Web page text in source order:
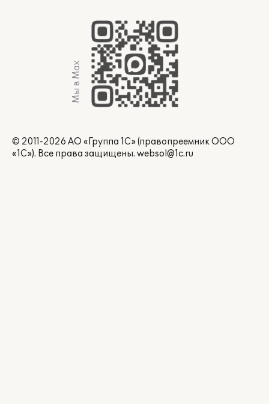
Мы в Max
© 2011-2026 АО «Группа 1С» (правопреемник ООО
«1С»). Все права защищены. websol@1c.ru